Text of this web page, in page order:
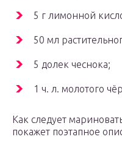
5 г лимонной
50 мл
5 долек чеснока;
1 ч. л. молотого
Как следует
покажет поэтапное